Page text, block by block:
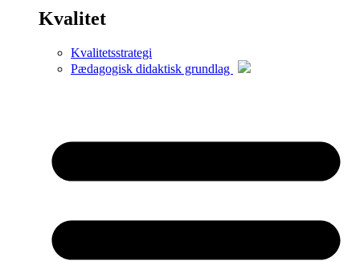
Kvalitet
Kvalitetsstrategi
Pædagogisk didaktisk grundlag